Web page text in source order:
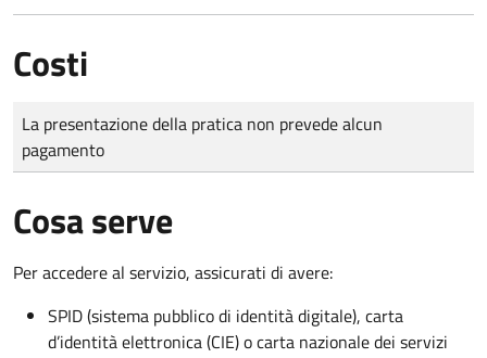
Costi
Tipo di pagamento
Importo
La presentazione della pratica non prevede alcun
pagamento
Cosa serve
Per accedere al servizio, assicurati di avere:
SPID (sistema pubblico di identità digitale), carta
d’identità elettronica (CIE) o carta nazionale dei servizi